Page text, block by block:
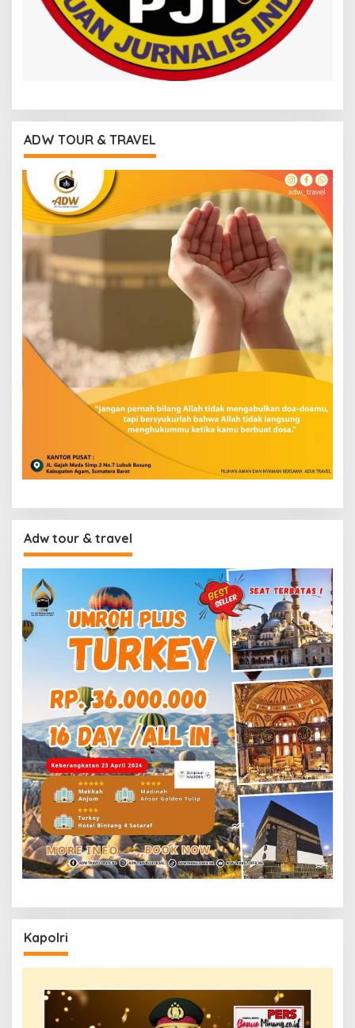
ADW TOUR & TRAVEL
Adw tour & travel
Kapolri